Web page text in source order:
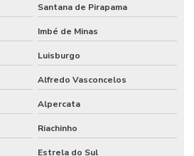
Santana de Pirapama
Imbé de Minas
Luisburgo
Alfredo Vasconcelos
Alpercata
Riachinho
Estrela do Sul